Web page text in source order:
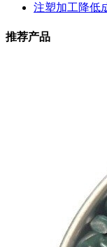
注塑加工降低
推荐产品